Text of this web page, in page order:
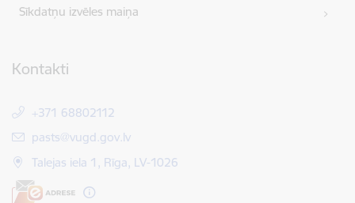
Sīkdatņu izvēles maiņa
Kontakti
+371 68802112
E-pasts:
pasts@vugd.gov.lv
Talejas iela 1, Rīga, LV-1026